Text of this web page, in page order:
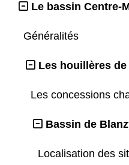
Le bassin Centre-
Généralités
Les houillères
Les concessions
Bassin de
Localisation des